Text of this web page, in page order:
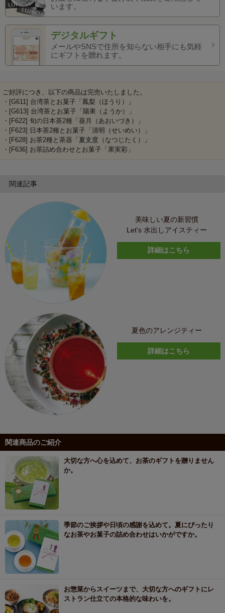
います。
デジタルギフト
メールやSNSで住所を知らない相手にも気軽
にギフトを贈れます。
ご好評につき、以下の商品は完売いたしました。
・[G611] 台湾茶とお菓子「鳳梨（ほうり）」
・[G613] 台湾茶とお菓子「陽果（ようか）」
・[F622] 旬の日本茶2種「葵月（あおいづき）」
・[F623] 日本茶2種とお菓子「清明（せいめい）」
・[F628] お茶2種と茶器「夏支度（なつじたく）」
・[F636] お茶詰め合わせとお菓子「果実彩」
関連記事
美味しい夏の新習慣
Let's 水出しアイスティー
詳細はこちら
夏色のアレンジティー
詳細はこちら
関連商品のご紹介
大切な方へ心を込めて、お茶のギフトを贈りません
か。
季節のご挨拶や日頃の感謝を込めて。夏にぴったり
なお茶やお菓子の詰め合わせはいかがですか。
お惣菜からスイーツまで、大切な方へのギフトにレ
ストラン仕立ての本格的な味わいを。